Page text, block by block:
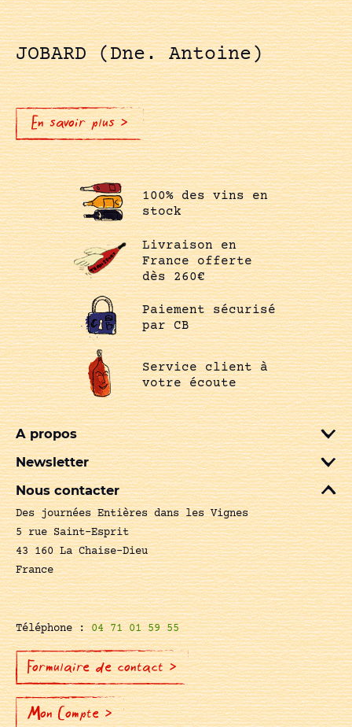
JOBARD (Dne. Antoine)
En savoir plus >
100% des vins en
stock
Livraison en
France offerte
dès 260€
Paiement sécurisé
par CB
Service client à
votre écoute
A propos
Newsletter
Nous contacter
Des journées Entières dans les Vignes
5 rue Saint-Esprit
43 160 La Chaise-Dieu
France
Téléphone :04 71 01 59 55
Formulaire de contact >
Mon Compte >